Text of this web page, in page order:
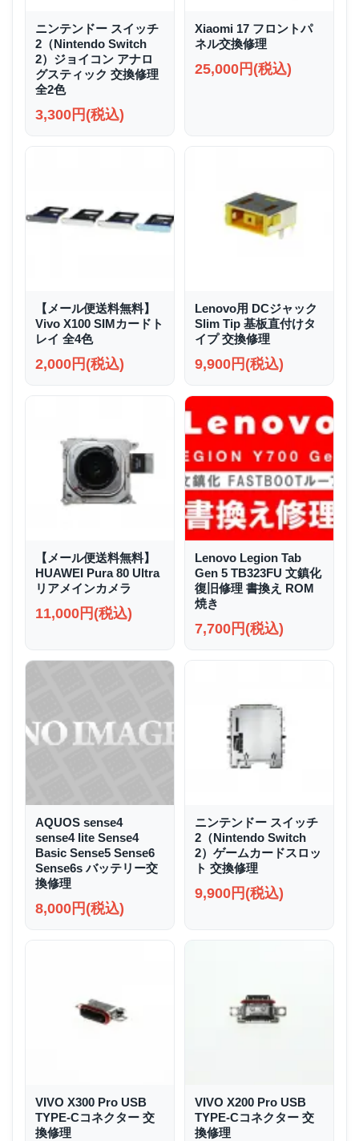
ニンテンドー スイッチ
2（Nintendo Switch
2）ジョイコン アナロ
グスティック 交換修理
全2色
3,300円(税込)
Xiaomi 17 フロントパ
ネル交換修理
25,000円(税込)
【メール便送料無料】
Vivo X100 SIMカードト
レイ 全4色
2,000円(税込)
Lenovo用 DCジャック
Slim Tip 基板直付けタ
イプ 交換修理
9,900円(税込)
【メール便送料無料】
HUAWEI Pura 80 Ultra
リアメインカメラ
11,000円(税込)
Lenovo Legion Tab
Gen 5 TB323FU 文鎮化
復旧修理 書換え ROM
焼き
7,700円(税込)
AQUOS sense4
sense4 lite Sense4
Basic Sense5 Sense6
Sense6s バッテリー交
換修理
8,000円(税込)
ニンテンドー スイッチ
2（Nintendo Switch
2）ゲームカードスロッ
ト 交換修理
9,900円(税込)
VIVO X300 Pro USB
TYPE-Cコネクター 交
換修理
VIVO X200 Pro USB
TYPE-Cコネクター 交
換修理